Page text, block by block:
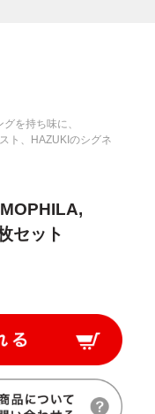
を持ち味に、
ト、HAZUKIのシグネ
セット